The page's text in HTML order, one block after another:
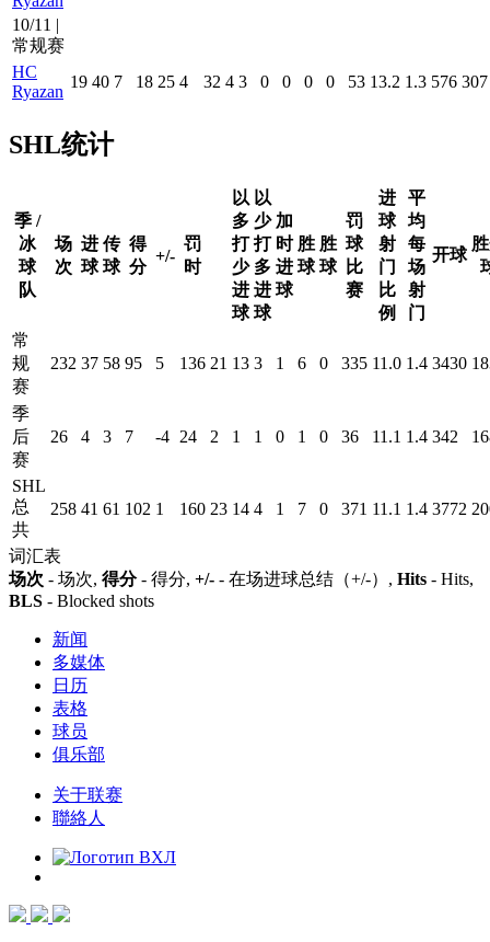
10/11 |
常规赛
HC
Ryazan
19 40 7 18 25 4 32 4 3 0 0 0 0 53 13.2 1.3 576 307
SHL统计
季 /
冰
球
队
场
次
进
球
传
球
得
分
+/-
罚
时
以
多
打
少
进
球
以
少
打
多
进
球
加
时
进
球
胜
球
胜
球
罚
球
比
赛
进
球
射
门
比
例
平
均
每
场
射
门
开球
常
规
赛
232 37 58 95 5 136 21 13 3 1 6 0 335 11.0 1.4 3430
季
后
赛
26 4 3 7 -4 24 2 1 1 0 1 0 36 11.1 1.4 342
SHL
总
共
258 41 61 102 1 160 23 14 4 1 7 0 371 11.1 1.4 3772
词汇表
场次 - 场次, 得分- 得分, +/- - 在场进球总结（+/-）, Hits - Hits,
BLS - Blocked shots
新闻
多媒体
日历
表格
球员
俱乐部
关于联赛
聯絡人